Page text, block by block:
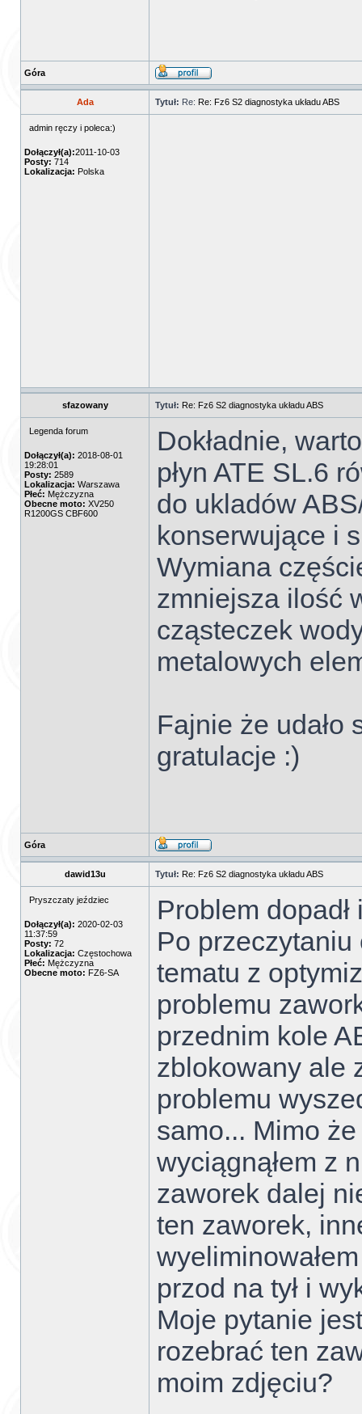
Góra
Ada Tytuł: Re: Re: Fz6 S2 diagnostyka układu ABS
admin ręczy i poleca:)
Dołączył(a):2011-10-03
Posty: 714
Lokalizacja: Polska
sfazowany Tytuł: Re: Fz6 S2 diagnostyka układu ABS
Legenda forum
Dołączył(a): 2018-08-01
19:28:01
Posty: 2589
Lokalizacja: Warszawa
Płeć: Mężczyzna
Obecne moto: XV250
R1200GS CBF600
Dokładnie,
płyn ATE SL.6
do ukladów
konserwujące i
Wymiana
zmniejsza ilość
cząsteczek
metalowych
Fajnie że udało
gratulacje :)
Góra
dawid13u Tytuł: Re: Fz6 S2 diagnostyka układu ABS
Pryszczaty jeździec
Dołączył(a): 2020-02-03
11:37:59
Posty: 72
Lokalizacja: Częstochowa
Płeć: Mężczyzna
Obecne moto: FZ6-SA
Problem dopadł
Po przeczytaniu
tematu z
problemu
przednim kole
zblokowany ale
problemu
samo... Mimo
wyciągnąłem z
zaworek dalej
ten zaworek,
przod na tył i
Moje pytanie
rozebrać ten
moim zdjęciu?